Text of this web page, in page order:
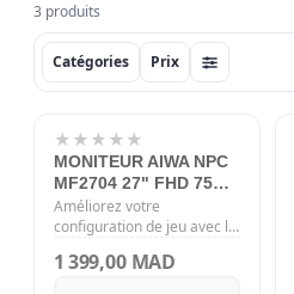
3 produits
Catégories Prix
★ ★ ★ ★ ★
MONITEUR AIWA NPC
MF2704 27" FHD 75HZ
WLED
Améliorez votre
configuration de jeu avec le
27" FHD, taux de
1 399,00 MAD